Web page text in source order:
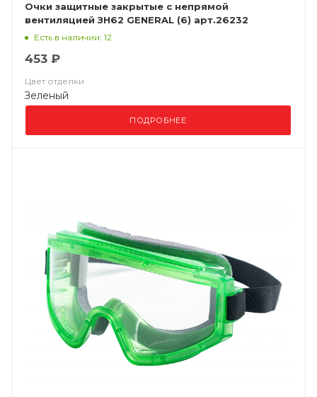
Очки защитные закрытые с непрямой
вентиляцией ЗН62 GENERAL (6) арт.26232
Есть в наличии: 12
453 ₽
Цвет отделки
Зеленый
ПОДРОБНЕЕ